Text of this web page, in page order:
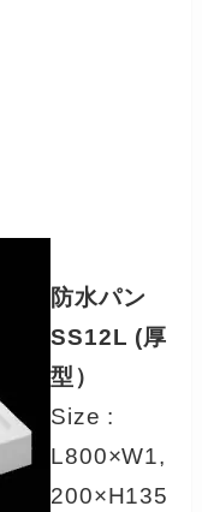
防水パン
SS12L (厚
型）
Size :
L800×W1,
200×H135